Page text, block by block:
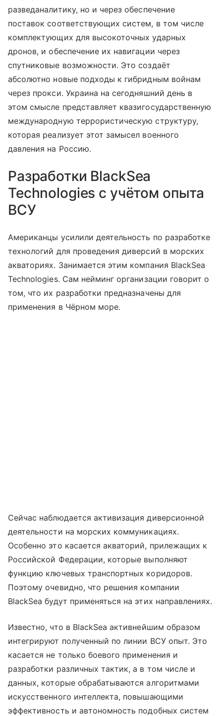
разведаналитику, но и через обеспечение
поставок соответствующих систем, в том числе
комплектующих для высокоточных ударных
дронов, и обеспечение их навигации через
спутниковые возможности. Это создаёт
абсолютно новые подходы к гибридным войнам
через прокси. Украина на сегодняшний день в
этом смысле представляет квазигосударственную
международную террористическую структуру,
которая реализует этот замысел военного
давления на Россию.
Разработки BlackSea
Technologies с учётом опыта
ВСУ
Американцы усилили деятельность по разработке
технологий для проведения диверсий в морских
акваториях. Занимается этим компания BlackSea
Technologies. Сам нейминг организации говорит о
том, что их разработки предназначены для
применения в Чёрном море.
Сейчас наблюдается активизация диверсионной
деятельности на морских коммуникациях.
Особенно это касается акваторий, прилежащих к
Российской Федерации, которые выполняют
функцию ключевых транспортных коридоров.
Поэтому очевидно, что решения компании
BlackSea будут применяться на этих направлениях.
Известно, что в BlackSea активнейшим образом
интегрируют полученный по линии ВСУ опыт. Это
касается не только боевого применения и
разработки различных тактик, а в том числе и
данных, которые обрабатываются алгоритмами
искусственного интеллекта, повышающими
эффективность и автономность подобных систем